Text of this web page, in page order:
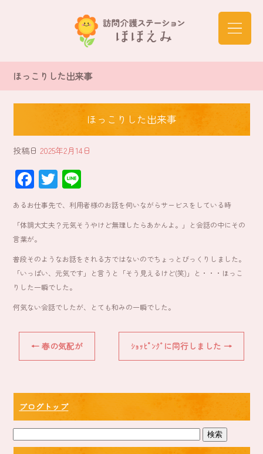
ほっこりした出来事
ほっこりした出来事
投稿日 2025年2月14日
F
ac
e
b
o
ok
T
wi
tt
er
ne
あるお仕事先で、利用者様のお話を伺いながらサービスをしている時
「体調大丈夫？元気そうやけど無理したらあかんよ。」と会話の中にその
言葉が。
普段そのようなお話をされる方ではないのでちょっとびっくりしました。
「いっぱい、元気です」と言うと「そう見えるけど(笑)」と・・・ほっこ
りした一瞬でした。
何気ない会話でしたが、とても和みの一瞬でした。
← 春の気配が ｼｮｯﾋﾟﾝｸﾞに同行しました →
ブログトップ